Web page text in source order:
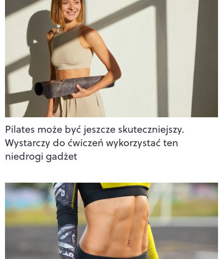
Pilates może być jeszcze skuteczniejszy.
Wystarczy do ćwiczeń wykorzystać ten
niedrogi gadżet